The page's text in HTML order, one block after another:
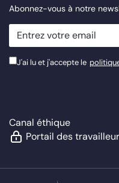
Abonnez-vous à notre
newsletter.suscribe
J'ai lu et j'accepte le
Canal éthique
Portail des